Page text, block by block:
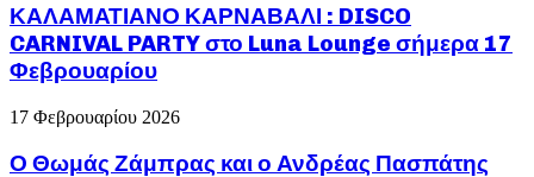
ΚΑΛΑΜΑΤΙΑΝΟ ΚΑΡΝΑΒΑΛΙ : DISCO
CARNIVAL PARTY στο Luna Lounge σήμερα 17
Φεβρουαρίου
17 Φεβρουαρίου 2026
Ο Θωμάς Ζάμπρας και ο Ανδρέας Πασπάτης